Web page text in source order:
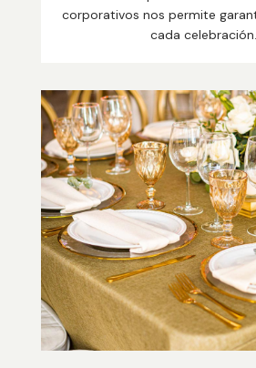
corporativos nos permite
cada celebración.